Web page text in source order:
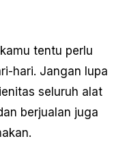
tentu perlu
hari. Jangan lupa
seluruh alat
berjualan juga